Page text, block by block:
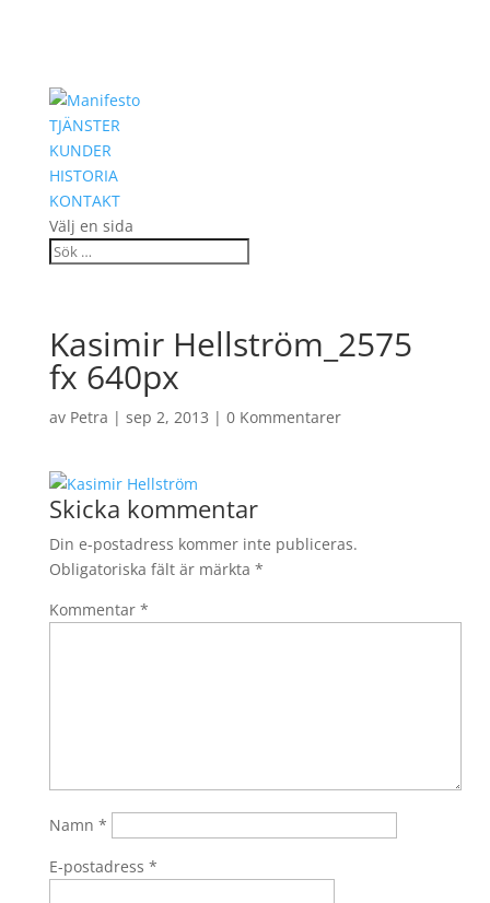
TJÄNSTER
KUNDER
HISTORIA
KONTAKT
Välj en sida
Kasimir Hellström_2575
fx 640px
av Petra | sep 2, 2013 | 0 Kommentarer
Skicka kommentar
Din e-postadress kommer inte publiceras.
Obligatoriska fält är märkta *
Kommentar *
Namn *
E-postadress *